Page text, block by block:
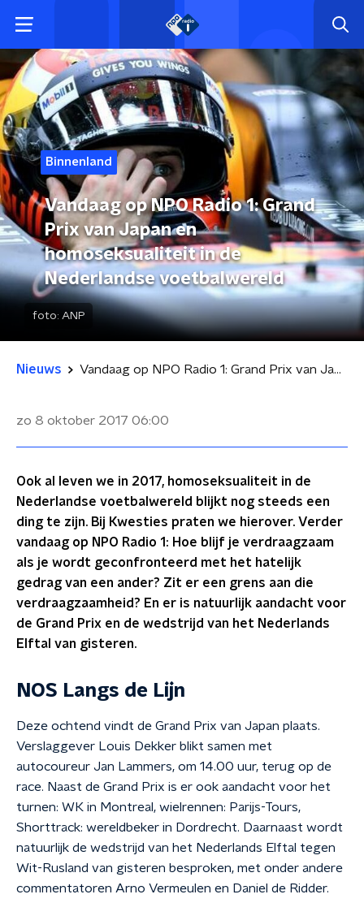
Binnenland
Vandaag op NPO Radio 1: Grand
Prix van Japan en
homoseksualiteit in de
Nederlandse voetbalwereld
foto: ANP
Nieuws Vandaag op NPO Radio 1: Grand Prix van Japan en homoseksualiteit in de Nederlandse voetbalwereld
zo 8 oktober 2017 06:00
Ook al leven we in 2017, homoseksualiteit in de
Nederlandse voetbalwereld blijkt nog steeds een
ding te zijn. Bij Kwesties praten we hierover. Verder
vandaag op NPO Radio 1: Hoe blijf je verdraagzaam
als je wordt geconfronteerd met het hatelijk
gedrag van een ander? Zit er een grens aan die
verdraagzaamheid? En er is natuurlijk aandacht voor
de Grand Prix en de wedstrijd van het Nederlands
Elftal van gisteren.
NOS Langs de Lijn
Deze ochtend vindt de Grand Prix van Japan plaats.
Verslaggever Louis Dekker blikt samen met
autocoureur Jan Lammers, om 14.00 uur, terug op de
race. Naast de Grand Prix is er ook aandacht voor het
turnen: WK in Montreal, wielrennen: Parijs-Tours,
Shorttrack: wereldbeker in Dordrecht. Daarnaast wordt
natuurlijk de wedstrijd van het Nederlands Elftal tegen
Wit-Rusland van gisteren besproken, met onder andere
commentatoren Arno Vermeulen en Daniel de Ridder.